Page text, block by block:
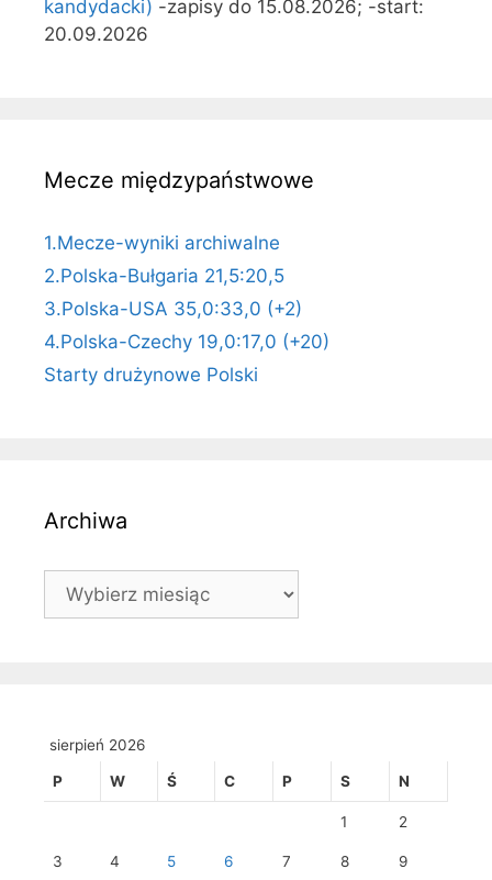
kandydacki) -zapisy do 15.08.2026; -start:
20.09.2026
Mecze międzypaństwowe
1.Mecze-wyniki archiwalne
2.Polska-Bułgaria 21,5:20,5
3.Polska-USA 35,0:33,0 (+2)
4.Polska-Czechy 19,0:17,0 (+20)
Starty drużynowe Polski
Archiwa
Archiwa
sierpień 2026
P W Ś C P S N
1 2
3 4 5 6 7 8 9